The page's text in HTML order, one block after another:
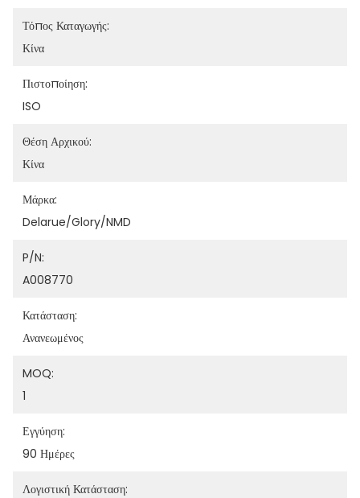
Τόπος Καταγωγής:
Κίνα
Πιστοποίηση:
ISO
Θέση Αρχικού:
Κίνα
Μάρκα:
Delarue/Glory/NMD
P/N:
A008770
Κατάσταση:
Ανανεωμένος
MOQ:
1
Εγγύηση:
90 Ημέρες
Λογιστική Κατάσταση: